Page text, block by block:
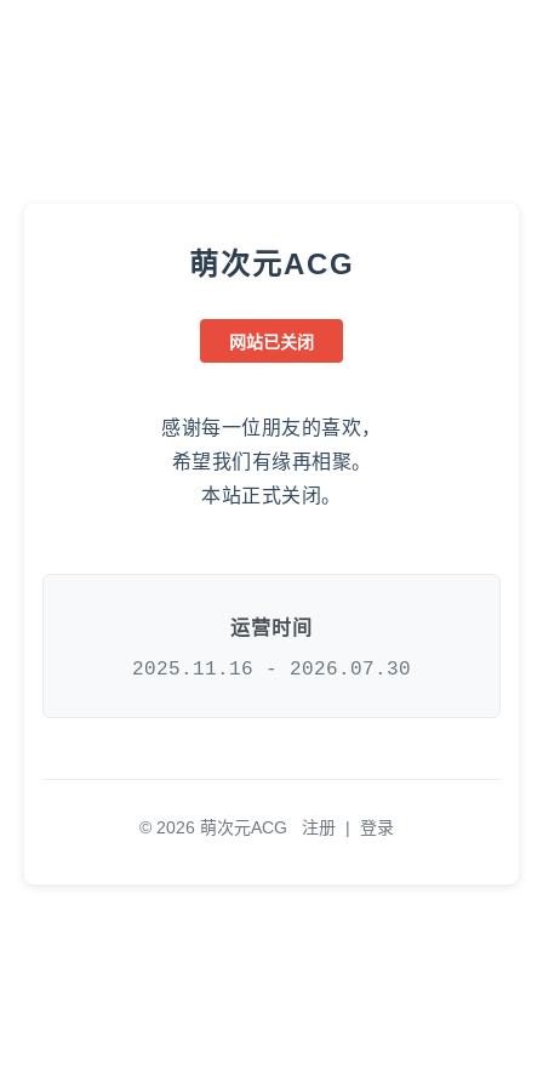
萌次元ACG
网站已关闭
感谢每一位朋友的喜欢，
希望我们有缘再相聚。
本站正式关闭。
运营时间
2025.11.16 - 2026.07.30
© 2026 萌次元ACG 注册 | 登录